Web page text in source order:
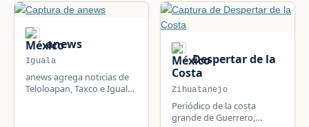
Guerrero desde
Chilpancingo, con
secciones de gobierno,
congreso y vida
universitaria de la UAGro.
anews
Iguala
anews agrega noticias de
Teloloapan, Taxco e Iguala,
Despertar de la
Costa
Zihuatanejo
Periódico de la costa
grande de Guerrero,